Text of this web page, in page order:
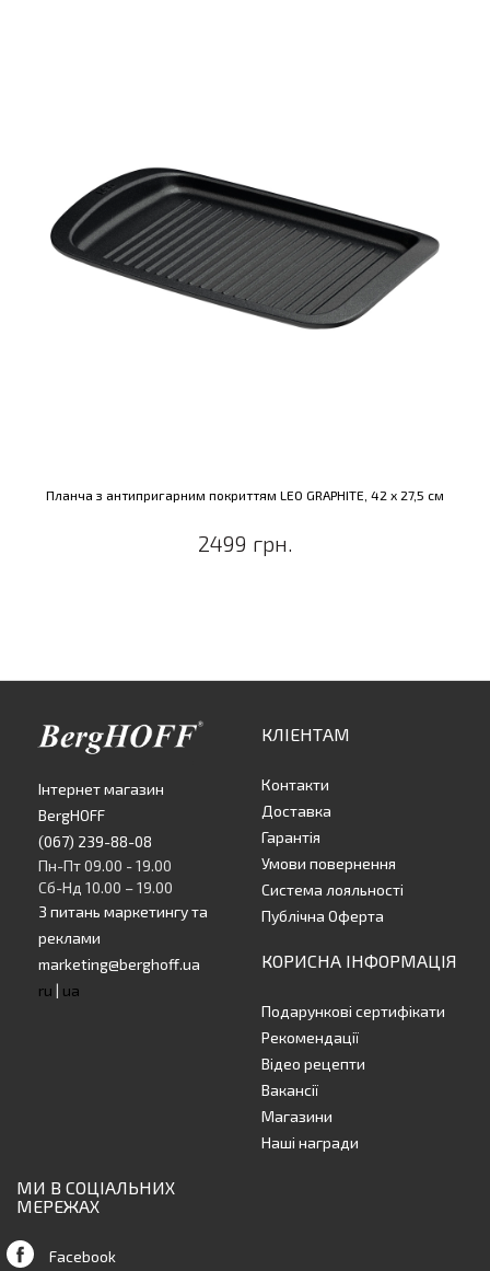
Планча з антипригарним покриттям LEO GRAPHITE, 42 х 27,5 см
2499 грн.
Інтернет магазин
BergHOFF
(067) 239-88-08
Пн-Пт 09.00 - 19.00
Сб-Нд 10.00 – 19.00
З питань маркетингу та
реклами
marketing@berghoff.ua
ru | ua
КЛІЕНТАМ
Контакти
Доставка
Гарантія
Умови повернення
Система лояльності
Публічна Оферта
КОРИСНА ІНФОРМАЦІЯ
Подарункові сертифікати
Рекомендації
Відео рецепти
Вакансії
Магазини
Наші награди
МИ В СОЦІАЛЬНИХ
МЕРЕЖАХ
Facebook